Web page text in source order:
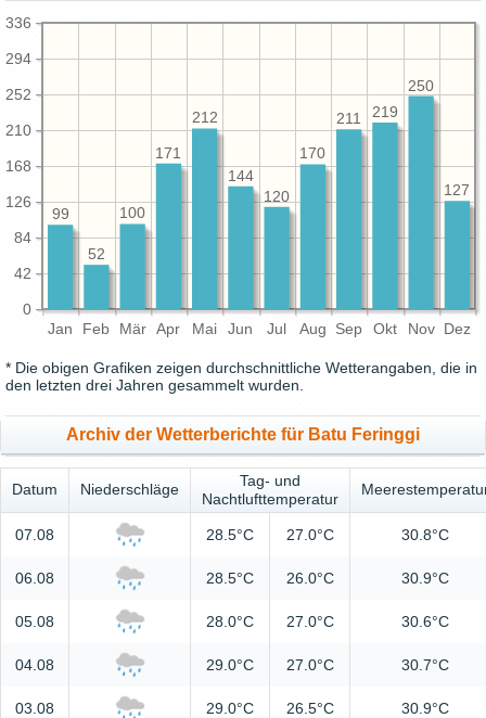
Jan Feb Mär Apr Mai Jun Jul Aug Sep Okt Nov Dez
0
42
84
126
168
210
252
294
336
127
250
219
211
170
120
144
212
171
100
52
99
* Die obigen Grafiken zeigen durchschnittliche Wetterangaben, die in
den letzten drei Jahren gesammelt wurden.
Archiv der Wetterberichte für Batu Feringgi
Datum Niederschläge
Tag- und
Nachtlufttemperatur
07.08 28.5°C 27.0°C 30.8°C
06.08 28.5°C 26.0°C 30.9°C
05.08 28.0°C 27.0°C 30.6°C
04.08 29.0°C 27.0°C 30.7°C
03.08 29.0°C 26.5°C 30.9°C